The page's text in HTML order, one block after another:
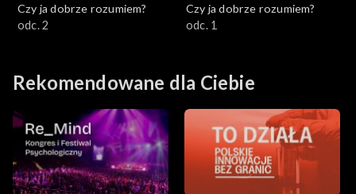
Czy ja dobrze rozumiem?
odc. 2
Czy ja dobrze rozumiem?
odc. 1
Rekomendowane dla Ciebie